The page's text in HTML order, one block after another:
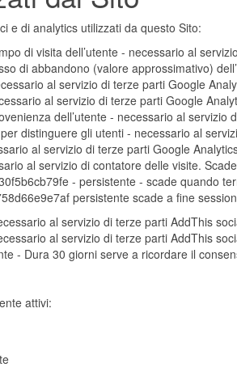
e di analytics utilizzati da questo Sito:
di visita dell’utente - necessario al
di abbandono (valore approssimativo)
al servizio di terze parti Google
al servizio di terze parti Google
dell’utente - necessario al
distinguere gli utenti - necessario al
al servizio di terze parti Google
al servizio di contatore delle visite.
- persistente - scade quando
persistente scade a fine
al servizio di terze parti AddThis
al servizio di terze parti AddThis
- Dura 30 giorni serve a ricordare il
attivi: